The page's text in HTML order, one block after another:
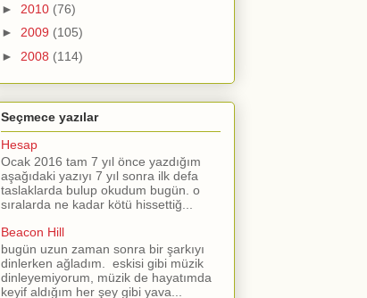
► 2010 (76)
► 2009 (105)
► 2008 (114)
Seçmece yazılar
Hesap
Ocak 2016 tam 7 yıl önce yazdığım
aşağıdaki yazıyı 7 yıl sonra ilk defa
taslaklarda bulup okudum bugün. o
sıralarda ne kadar kötü hissettiğ...
Beacon Hill
bugün uzun zaman sonra bir şarkıyı
dinlerken ağladım. eskisi gibi müzik
dinleyemiyorum, müzik de hayatımda
keyif aldığım her şey gibi yava...